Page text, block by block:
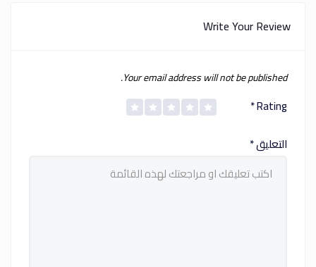
Write Your Review
Your email address will not be published.
Rating
*
التعليق*